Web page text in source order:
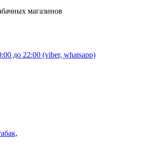
магазинов
до 22:00 (viber, whatsapp)